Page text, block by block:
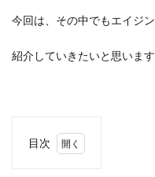
今回は、その中でもエイジ
紹介していきたいと思います
目次